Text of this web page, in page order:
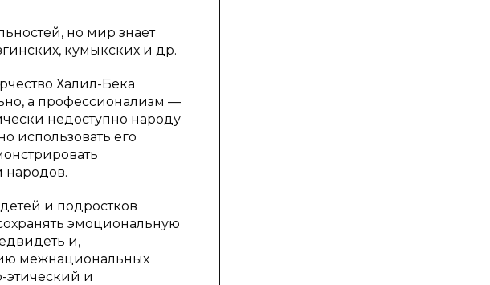
но мир знает
кумыкских и др.
Халил-Бека
а профессионализм —
недоступно народу
использовать его
народов.
и подростков
эмоциональную
и,
межнациональных
этический и